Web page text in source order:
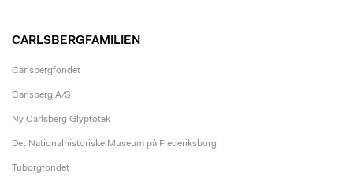
CARLSBERGFAMILIEN
Carlsbergfondet
Carlsberg A/S
Ny Carlsberg Glyptotek
Det Nationalhistoriske Museum på Frederiksborg
Tuborgfondet